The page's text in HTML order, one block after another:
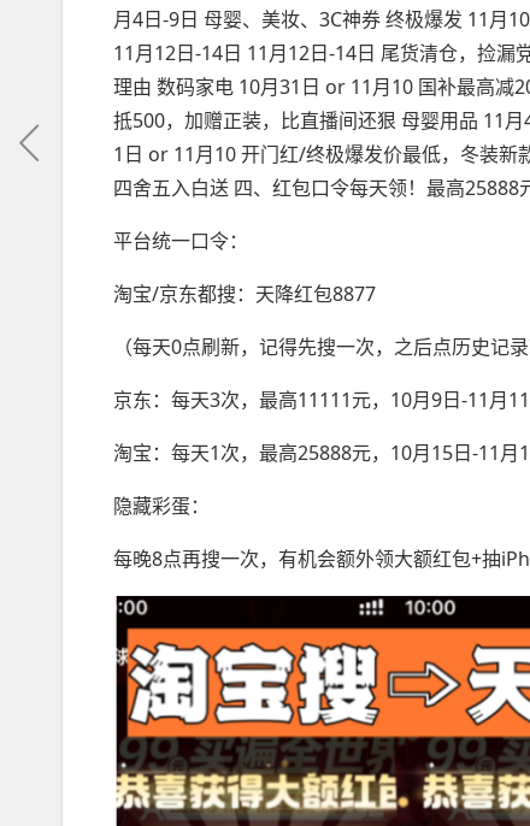
月4日-9日 母婴、美妆、3C神券 终极爆发 11月
11月12日-14日 11月12日-14日 尾货清仓，捡漏
理由 数码家电 10月31日 or 11月10 国补最高减
抵500，加赠正装，比直播间还狠 母婴用品 11
1日 or 11月10 开门红/终极爆发价最低，冬装新
四舍五入白送 四、红包口令每天领！最高25888
平台统一口令：
淘宝/京东都搜：天降红包8877
（每天0点刷新，记得先搜一次，之后点历史记录
京东：每天3次，最高11111元，10月9日-11月
淘宝：每天1次，最高25888元，10月15日-11月
隐藏彩蛋：
每晚8点再搜一次，有机会额外领大额红包+抽